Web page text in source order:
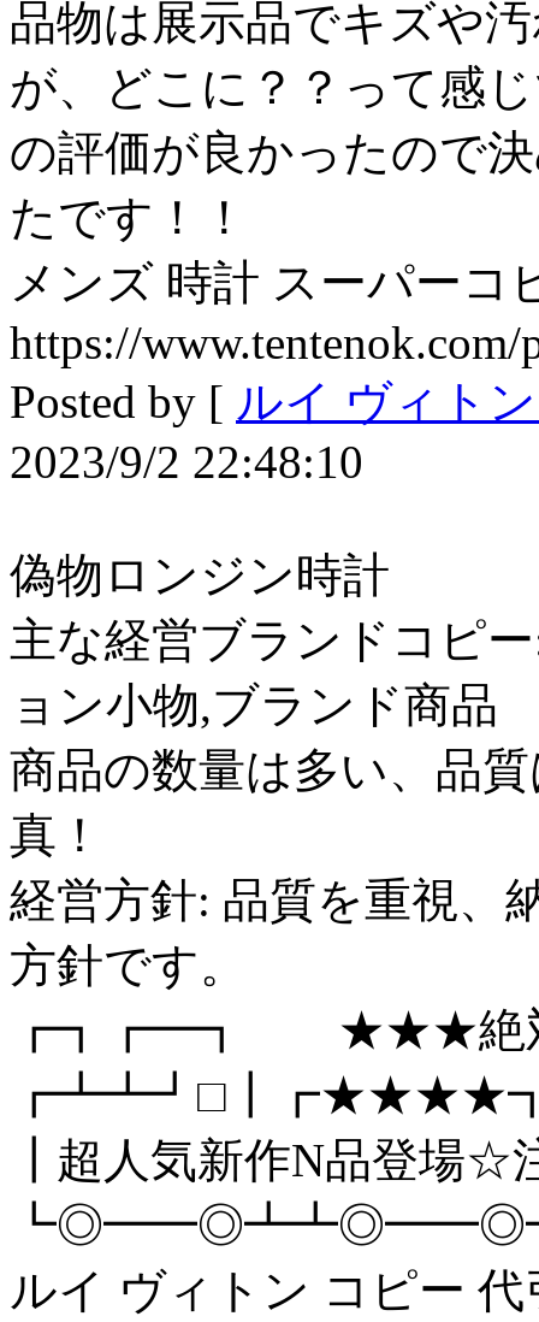
品物は展示品でキズや
が、どこに？？って感
の評価が良かったので
たです！！
メンズ 時計 スーパーコ
https://
Posted by [ ルイ ヴィト
2023/9/2 22:48:10
偽物ロンジン時計
主な経営ブランドコピ
ョン小物,ブランド商品
商品の数量は多い、品
真！
経営方針: 品質を重視、
方針です。
┏┓┏━┓ ★★★絶対
┃超人気新作N品登場☆
ルイ ヴィトン コピー 代